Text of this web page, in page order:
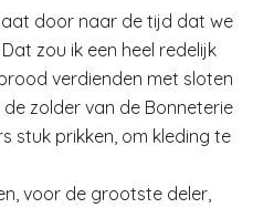
door naar de tijd dat we
zou ik een heel redelijk
verdienden met sloten
zolder van de Bonneterie
stuk prikken, om kleding te
voor de grootste deler,